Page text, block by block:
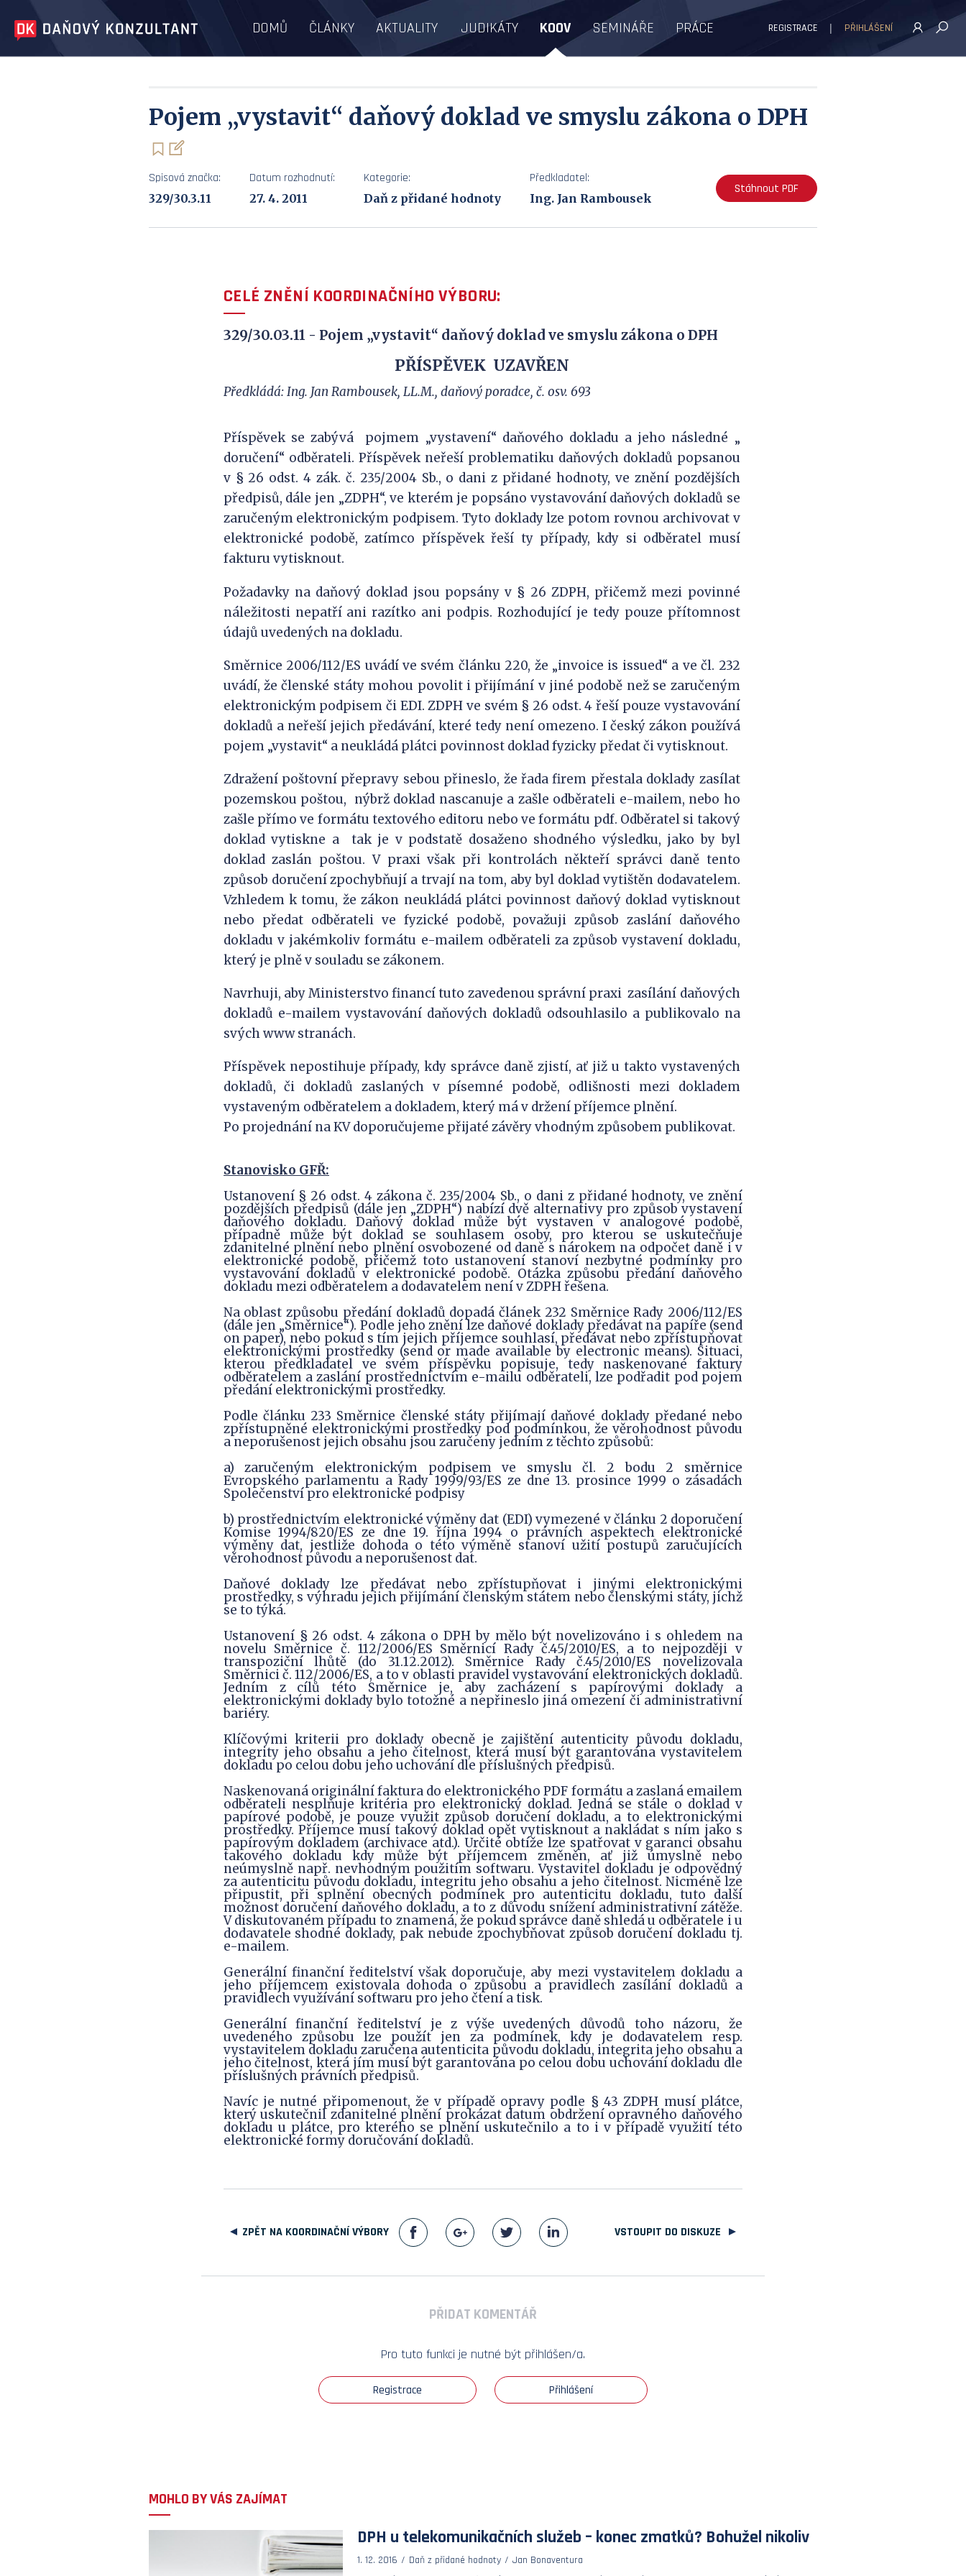
DOMŮ ČLÁNKY AKTUALITY JUDIKÁTY KOOV SEMINÁŘE PRÁCE REGISTRACE PŘIHLÁŠENÍ
Pojem „vystavit“ daňový doklad ve smyslu zákona o DPH
Spisová značka:
329/30.3.11
Datum rozhodnutí:
27. 4. 2011
Kategorie:
Daň z přidané hodnoty
Předkladatel:
Ing. Jan Rambousek
Stáhnout PDF
CELÉ ZNĚNÍ KOORDINAČNÍHO VÝBORU:
329/30.03.11 - Pojem „vystavit“ daňový doklad ve smyslu zákona o DPH
PŘÍSPĚVEK UZAVŘEN
Předkládá: Ing. Jan Rambousek, LL.M., daňový poradce, č. osv. 693
Příspěvek se zabývá
pojmem „vystavení“ daňového dokladu a jeho následné „
doručení“ odběrateli. Příspěvek neřeší problematiku daňových dokladů popsanou
v § 26 odst. 4 zák. č. 235/2004 Sb., o dani z přidané hodnoty, ve znění pozdějších
předpisů, dále jen „ZDPH“, ve kterém je popsáno vystavování daňových dokladů se
zaručeným elektronickým podpisem. Tyto doklady lze potom rovnou archivovat v
elektronické podobě, zatímco příspěvek řeší ty případy, kdy si odběratel musí
fakturu vytisknout.
Požadavky na daňový doklad jsou popsány v § 26 ZDPH, přičemž mezi povinné
náležitosti nepatří ani razítko ani podpis. Rozhodující je tedy pouze přítomnost
údajů uvedených na dokladu.
Směrnice 2006/112/ES uvádí ve svém článku 220, že „invoice is issued“ a ve čl. 232
uvádí, že členské státy mohou povolit i přijímání v jiné podobě než se zaručeným
elektronickým podpisem či EDI. ZDPH ve svém § 26 odst. 4 řeší pouze vystavování
dokladů a neřeší jejich předávání, které tedy není omezeno. I český zákon používá
pojem „vystavit“ a neukládá plátci povinnost doklad fyzicky předat či vytisknout.
Zdražení poštovní přepravy sebou přineslo, že řada firem přestala doklady zasílat
pozemskou poštou, nýbrž doklad nascanuje a zašle odběrateli e-mailem, nebo ho
zašle přímo ve formátu textového editoru nebo ve formátu pdf. Odběratel si takový
doklad vytiskne a
tak je v podstatě dosaženo shodného výsledku, jako by byl
doklad zaslán poštou. V praxi však při kontrolách někteří správci daně tento
způsob doručení zpochybňují a trvají na tom, aby byl doklad vytištěn dodavatelem.
Vzhledem k tomu, že zákon neukládá plátci povinnost daňový doklad vytisknout
nebo předat odběrateli ve fyzické podobě, považuji způsob zaslání daňového
dokladu v jakémkoliv formátu e-mailem odběrateli za způsob vystavení dokladu,
který je plně v souladu se zákonem.
Navrhuji, aby Ministerstvo financí tuto zavedenou správní praxi zasílání daňových
dokladů e-mailem vystavování daňových dokladů odsouhlasilo a publikovalo na
svých www stranách.
Příspěvek nepostihuje případy, kdy správce daně zjistí, ať již u takto vystavených
dokladů, či dokladů zaslaných v písemné podobě, odlišnosti mezi dokladem
vystaveným odběratelem a dokladem, který má v držení příjemce plnění.
Po projednání na KV doporučujeme přijaté závěry vhodným způsobem publikovat.
Stanovisko GFŘ:
Ustanovení § 26 odst. 4 zákona č. 235/2004 Sb., o dani z přidané hodnoty, ve znění
pozdějších předpisů (dále jen „ZDPH“) nabízí dvě alternativy pro způsob vystavení
daňového dokladu. Daňový doklad může být vystaven v analogové podobě,
případně může být doklad se souhlasem osoby, pro kterou se uskutečňuje
zdanitelné plnění nebo plnění osvobozené od daně s nárokem na odpočet daně i v
elektronické podobě, přičemž toto ustanovení stanoví nezbytné podmínky pro
vystavování dokladů v elektronické podobě. Otázka způsobu předání daňového
dokladu mezi odběratelem a dodavatelem není v ZDPH řešena.
Na oblast způsobu předání dokladů dopadá článek 232 Směrnice Rady 2006/112/ES
(dále jen „Směrnice“). Podle jeho znění lze daňové doklady předávat na papíře (send
on paper), nebo pokud s tím jejich příjemce souhlasí, předávat nebo zpřístupňovat
elektronickými prostředky (send or made available by electronic means). Situaci,
kterou předkladatel ve svém příspěvku popisuje, tedy naskenované faktury
odběratelem a zaslání prostřednictvím e-mailu odběrateli, lze podřadit pod pojem
předání elektronickými prostředky.
Podle článku 233 Směrnice členské státy přijímají daňové doklady předané nebo
zpřístupněné elektronickými prostředky pod podmínkou, že věrohodnost původu
a neporušenost jejich obsahu jsou zaručeny jedním z těchto způsobů:
a) zaručeným elektronickým podpisem ve smyslu čl. 2 bodu 2 směrnice
Evropského parlamentu a Rady 1999/93/ES ze dne 13. prosince 1999 o zásadách
Společenství pro elektronické podpisy
b) prostřednictvím elektronické výměny dat (EDI) vymezené v článku 2 doporučení
Komise 1994/820/ES ze dne 19. října 1994 o právních aspektech elektronické
výměny dat, jestliže dohoda o této výměně stanoví užití postupů zaručujících
věrohodnost původu a neporušenost dat.
Daňové doklady lze předávat nebo zpřístupňovat i jinými elektronickými
prostředky, s výhradu jejich přijímání členským státem nebo členskými státy, jichž
se to týká.
Ustanovení § 26 odst. 4 zákona o DPH by mělo být novelizováno i s ohledem na
novelu Směrnice č. 112/2006/ES Směrnicí Rady č.45/2010/ES, a to nejpozději v
transpoziční lhůtě (do 31.12.2012). Směrnice Rady č.45/2010/ES novelizovala
Směrnici č. 112/2006/ES, a to v oblasti pravidel vystavování elektronických dokladů.
Jedním z cílů této Směrnice je, aby zacházení s papírovými doklady a
elektronickými doklady bylo totožné a nepřineslo jiná omezení či administrativní
bariéry.
Klíčovými kriterii pro doklady obecně je zajištění autenticity původu dokladu,
integrity jeho obsahu a jeho čitelnost, která musí být garantována vystavitelem
dokladu po celou dobu jeho uchování dle příslušných předpisů.
Naskenovaná originální faktura do elektronického PDF formátu a zaslaná emailem
odběrateli nesplňuje kritéria pro elektronický doklad. Jedná se stále o doklad v
papírové podobě, je pouze využit způsob doručení dokladu, a to elektronickými
prostředky. Příjemce musí takový doklad opět vytisknout a nakládat s ním jako s
papírovým dokladem (archivace atd.). Určité obtíže lze spatřovat v garanci obsahu
takového dokladu kdy může být příjemcem změněn, ať již úmyslně nebo
neúmyslně např. nevhodným použitím softwaru. Vystavitel dokladu je odpovědný
za autenticitu původu dokladu, integritu jeho obsahu a jeho čitelnost. Nicméně lze
připustit, při splnění obecných podmínek pro autenticitu dokladu, tuto další
možnost doručení daňového dokladu, a to z důvodu snížení administrativní zátěže.
V diskutovaném případu to znamená, že pokud správce daně shledá u odběratele i u
dodavatele shodné doklady, pak nebude zpochybňovat způsob doručení dokladu tj.
e-mailem.
Generální finanční ředitelství však doporučuje, aby mezi vystavitelem dokladu a
jeho příjemcem existovala dohoda o způsobu a pravidlech zasílání dokladů a
pravidlech využívání softwaru pro jeho čtení a tisk.
Generální finanční ředitelství je z výše uvedených důvodů toho názoru, že
uvedeného způsobu lze použít jen za podmínek, kdy je dodavatelem resp.
vystavitelem dokladu zaručena autenticita původu dokladu, integrita jeho obsahu a
jeho čitelnost, která jím musí být garantována po celou dobu uchování dokladu dle
příslušných právních předpisů.
Navíc je nutné připomenout, že v případě opravy podle § 43 ZDPH musí plátce,
který uskutečnil zdanitelné plnění prokázat datum obdržení opravného daňového
dokladu u plátce, pro kterého se plnění uskutečnilo a to i v případě využití této
elektronické formy doručování dokladů.
ZPĚT NA KOORDINAČNÍ VÝBORY VSTOUPIT DO DISKUZE
PŘIDAT KOMENTÁŘ
Pro tuto funkci je nutné být přihlášen/a.
Registrace Přihlášení
MOHLO BY VÁS ZAJÍMAT
DPH u telekomunikačních služeb – konec zmatků? Bohužel nikoliv
1. 12. 2016 Daň z přidané hodnoty Jan Bonaventura